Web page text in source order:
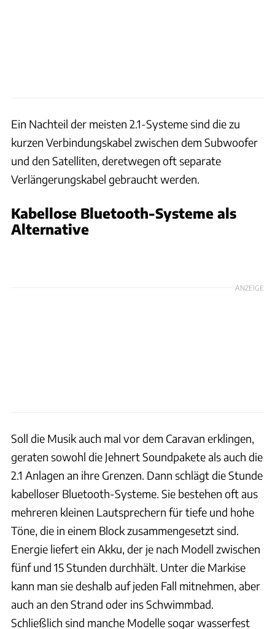
Ein Nachteil der meisten 2.1-Systeme sind die zu
kurzen Verbindungskabel zwischen dem Subwoofer
und den Satelliten, deretwegen oft separate
Verlängerungskabel gebraucht werden.
Kabellose Bluetooth-Systeme als
Alternative
ANZEIGE
Soll die Musik auch mal vor dem Caravan erklingen,
geraten sowohl die Jehnert Soundpakete als auch die
2.1 Anlagen an ihre Grenzen. Dann schlägt die Stunde
kabelloser Bluetooth-Systeme. Sie bestehen oft aus
mehreren kleinen Lautsprechern für tiefe und hohe
Töne, die in einem Block zusammengesetzt sind.
Energie liefert ein Akku, der je nach Modell zwischen
fünf und 15 Stunden durchhält. Unter die Markise
kann man sie deshalb auf jeden Fall mitnehmen, aber
auch an den Strand oder ins Schwimmbad.
Schließlich sind manche Modelle sogar wasserfest